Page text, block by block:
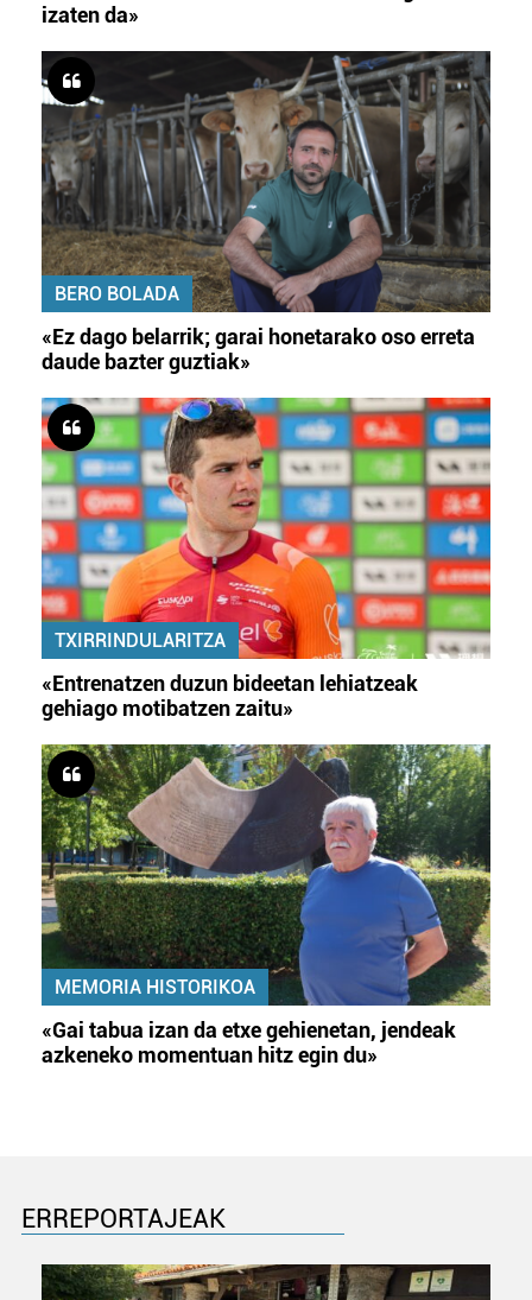
izaten da»
BERO BOLADA
«Ez dago belarrik; garai honetarako oso erreta
daude bazter guztiak»
TXIRRINDULARITZA
«Entrenatzen duzun bideetan lehiatzeak
gehiago motibatzen zaitu»
MEMORIA HISTORIKOA
«Gai tabua izan da etxe gehienetan, jendeak
azkeneko momentuan hitz egin du»
ERREPORTAJEAK